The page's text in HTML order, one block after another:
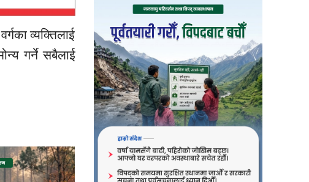
व्यक्तिलाई
गर्ने सबैलाई